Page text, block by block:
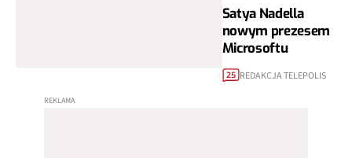
Satya Nadella
nowym prezesem
Microsoftu
25 REDAKCJA TELEPOLIS